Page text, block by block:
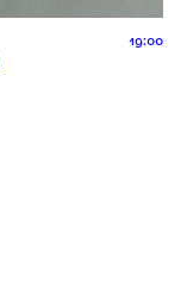
19:00